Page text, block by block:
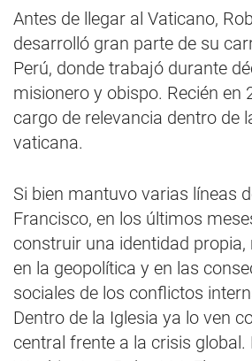
Antes de llegar al Vaticano,
desarrolló gran parte de su
Perú, donde trabajó durante
misionero y obispo. Recién en
cargo de relevancia dentro de
vaticana.
Si bien mantuvo varias líneas
Francisco, en los últimos
construir una identidad
en la geopolítica y en las
sociales de los conflictos
Dentro de la Iglesia ya lo ven
central frente a la crisis global.